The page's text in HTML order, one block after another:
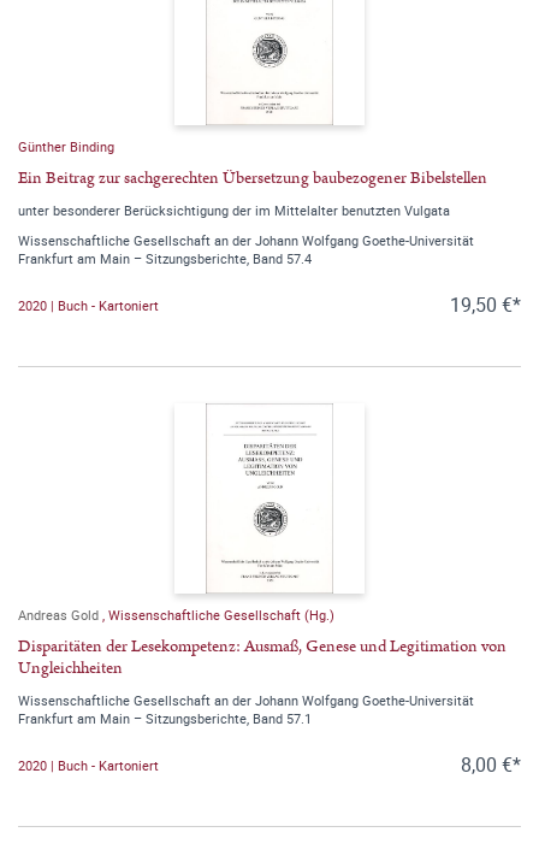
Günther Binding
Ein Beitrag zur sachgerechten Übersetzung baubezogener Bibelstellen
unter besonderer Berücksichtigung der im Mittelalter benutzten Vulgata
Wissenschaftliche Gesellschaft an der Johann Wolfgang Goethe-Universität
Frankfurt am Main – Sitzungsberichte, Band 57.4
2020 | Buch - Kartoniert 19,50 €*
Andreas Gold , Wissenschaftliche Gesellschaft (Hg.)
Disparitäten der Lesekompetenz: Ausmaß, Genese und Legitimation von
Ungleichheiten
Wissenschaftliche Gesellschaft an der Johann Wolfgang Goethe-Universität
Frankfurt am Main – Sitzungsberichte, Band 57.1
2020 | Buch - Kartoniert 8,00 €*